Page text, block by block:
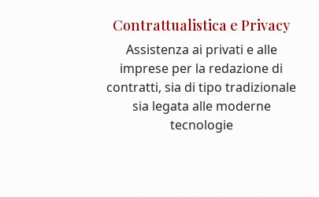
Contrattualistica e Privacy
Assistenza ai privati e alle
imprese per la redazione di
contratti, sia di tipo tradizionale
sia legata alle moderne
tecnologie